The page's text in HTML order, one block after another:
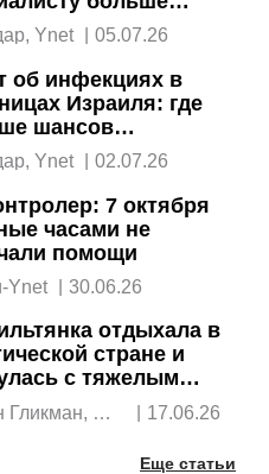
данные ЦСБ
Ор Адар, Ynet 05.07.26
об инфекциях в
Израиля: где
шансов
Ор Адар, Ynet | 02.07.26
7 октября
часами не
помощи
Вести-Ynet | 30.06.26
отдыхала в
стране и
с тяжелым
Гликман,
| 17.06.26
Еще статьи